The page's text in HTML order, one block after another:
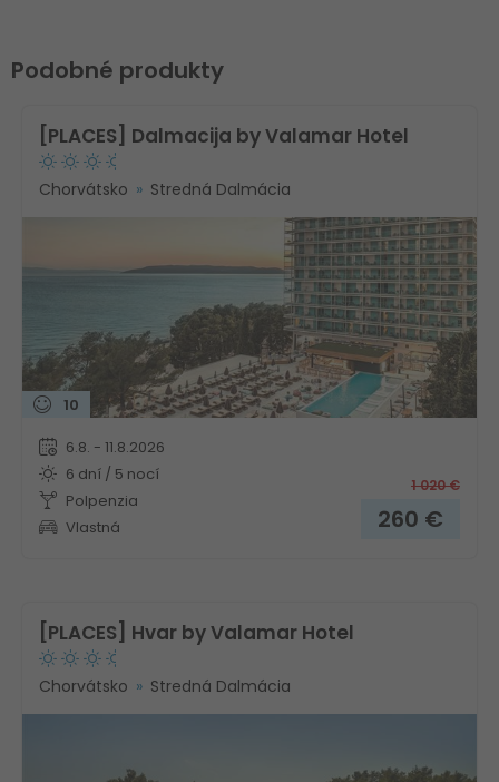
Podobné produkty
[PLACES] Dalmacija by Valamar Hotel
Chorvátsko Stredná Dalmácia
10
6.8. - 11.8.2026
6 dní / 5 nocí
Polpenzia
Vlastná
1 020€
260 €
[PLACES] Hvar by Valamar Hotel
Chorvátsko Stredná Dalmácia